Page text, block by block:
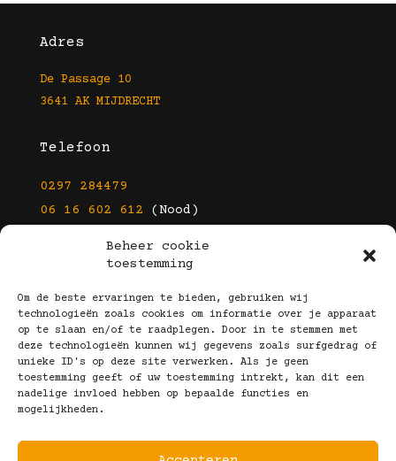
Beheer cookie
toestemming
Om de beste ervaringen te bieden, gebruiken wij
technologieën zoals cookies om informatie over je apparaat
op te slaan en/of te raadplegen. Door in te stemmen met
deze technologieën kunnen wij gegevens zoals surfgedrag of
unieke ID's op deze site verwerken. Als je geen
toestemming geeft of uw toestemming intrekt, kan dit een
nadelige invloed hebben op bepaalde functies en
mogelijkheden.
Adres
De Passage 10
3641 AK MIJDRECHT
Telefoon
0297 284479
06 16 602 612 (Nood)
info@kootbrillen.nl
Volg Ons!